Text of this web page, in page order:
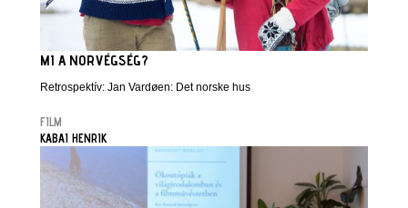
MI A NORVÉGSÉG?
Retrospektív: Jan Vardøen: Det norske hus
FILM
KABAI HENRIK